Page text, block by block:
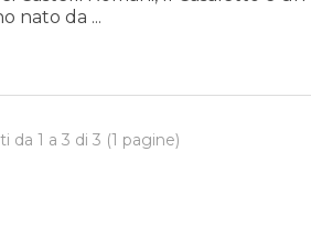
nato da ...
da 1 a 3 di 3 (1 pagine)